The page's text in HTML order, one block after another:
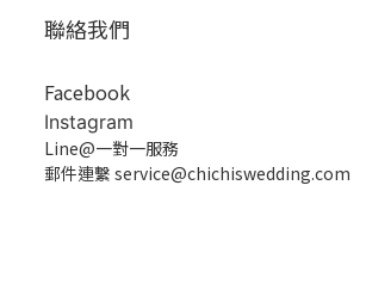
聯絡我們
Facebook
Instagram
Line@一對一服務
郵件連繫 service@chichiswedding.com